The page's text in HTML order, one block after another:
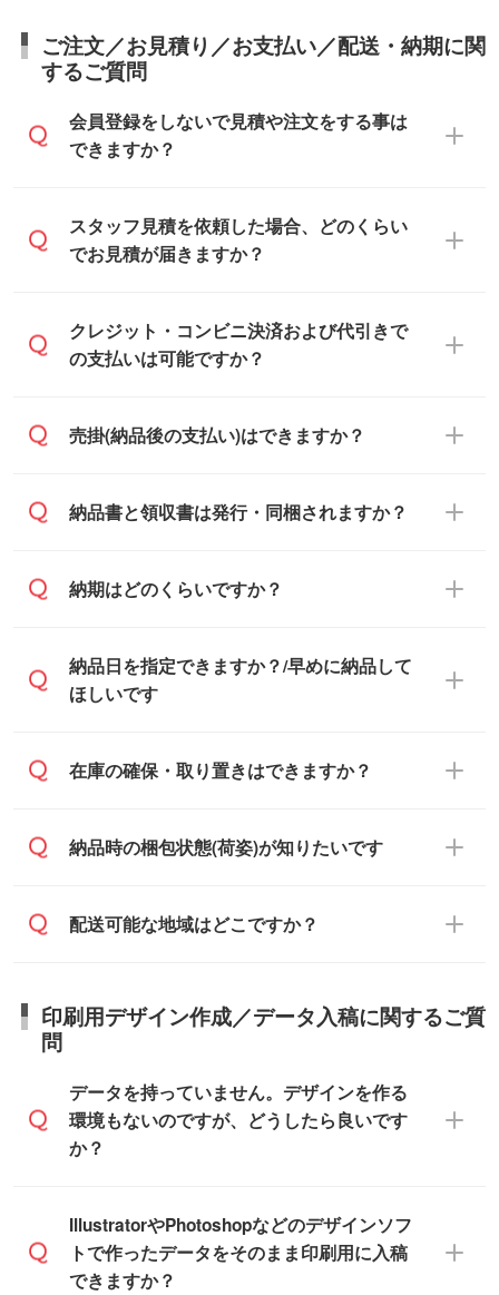
ご注文／お見積り／お支払い／配送・納期に関
するご質問
会員登録をしないで見積や注文をする事は
できますか？
可能です。見積・注文フォームにて『ゲス
トのまま進む』ボタンからお進みのうえ、
スタッフ見積を依頼した場合、どのくらい
でお見積が届きますか？
通常、翌営業日までにお送りしておりま
す。混雑状況によっては、お時間をいただ
翌営業日以降のご連絡となります。
クレジット・コンビニ決済および代引きで
の支払いは可能ですか？
銀行振込のみのご対応となります。
売掛(納品後の支払い)はできますか？
基本的には先入金をお願いしております
に対応可能です。
人様からご注文いただく場合でも、お支払
い元が学校や幼稚園・保育園であれば、同
す。
納品書と領収書は発行・同梱されますか？
納品書・領収書は ご依頼をいただいた場合
でお送りします。
原本の郵送をご希望の場合は、担当スタッ
備考欄』よりお知らせください。
納期はどのくらいですか？
・印刷する場合(500個程度)
ご入金、イメージ画像の校了から約2週間
・商品のみ注文する場合(サンプル購入を含
ます。
納期は商品や数量、印刷方法、ご納品場
ュール」に注文予定日をご入力いただく
と、おおよその締切日や出荷目安をご確認
いただけます。
商品在庫や印刷ラインを確保するために
をお願いいたします。
※土日祝日を除く営業日換算です。
納品日を指定できますか？/早めに納品して
ほしいです
ご希望の納期がある場合は、お問い合わ
在庫状況や印刷スケジュールを確認のう
短5営業日で出荷可能な商品もご用意してお
商品ページにてご確認ください
在庫の確保・取り置きはできますか？
ご入金確認後に在庫を確保し、注文確定の
ださい。
納品時の梱包状態(荷姿)が知りたいです
商品によって異なります。各ページにある
います。(白箱、化粧箱、ブリスターパック
など)
います。(透明袋、デザイン袋など)
【個包装なし】 個包装がされていない状
態で納品します。
配送可能な地域はどこですか？
日本全国へお届けが可能です。なお、海外
への直接納品は行っておりませんので予め
印刷用デザイン作成／データ入稿に関するご質
問
データを持っていません。デザインを作る
環境もないのですが、どうしたら良いです
か？
無料の「デザインシミュレーター」を使え
ば、PCやスマホから簡単にデザインを作成
できます。スタンプやテンプレートも豊富
IllustratorやPhotoshopなどのデザインソフ
トで作ったデータをそのまま印刷用に入稿
できますか？